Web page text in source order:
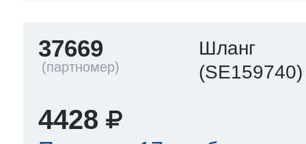
37669
Шланг
(SE159740)
4428